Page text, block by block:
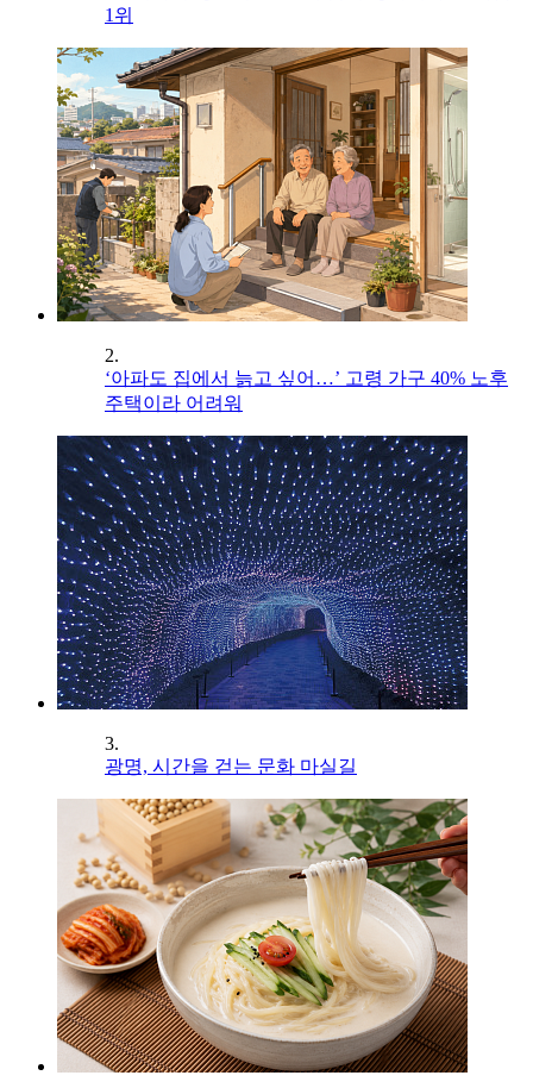
1위
2.
‘아파도 집에서 늙고 싶어…’ 고령 가구 40% 노후
주택이라 어려워
3.
광명, 시간을 걷는 문화 마실길